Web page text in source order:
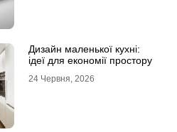
Дизайн маленької кухні:
ідеї для економії простору
24 Червня, 2026